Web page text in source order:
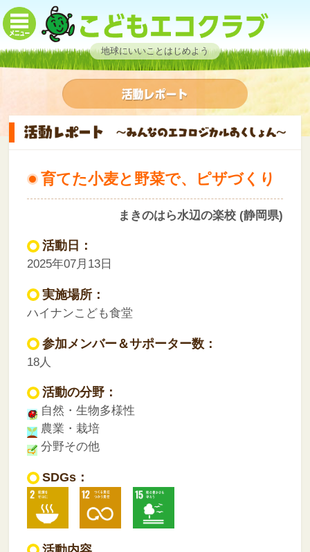
地球にいいことはじめよう
育てた小麦と野菜で、ピザづくり
まきのはら水辺の楽校 (静岡県)
活動日：
2025年07月13日
実施場所：
ハイナンこども食堂
参加メンバー＆サポーター数：
18人
活動の分野：
自然・生物多様性
農業・栽培
分野その他
SDGs：